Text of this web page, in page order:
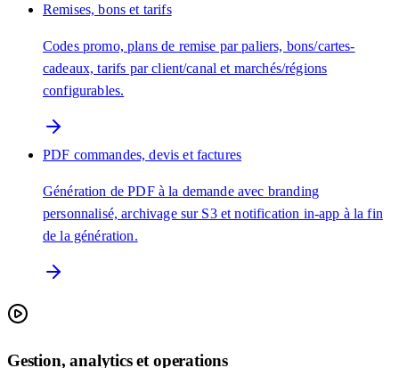
Remises, bons et tarifs
Codes promo, plans de remise par paliers, bons/cartes-
cadeaux, tarifs par client/canal et marchés/régions
configurables.
PDF commandes, devis et factures
Génération de PDF à la demande avec branding
personnalisé, archivage sur S3 et notification in-app à la fin
de la génération.
Gestion, analytics et operations